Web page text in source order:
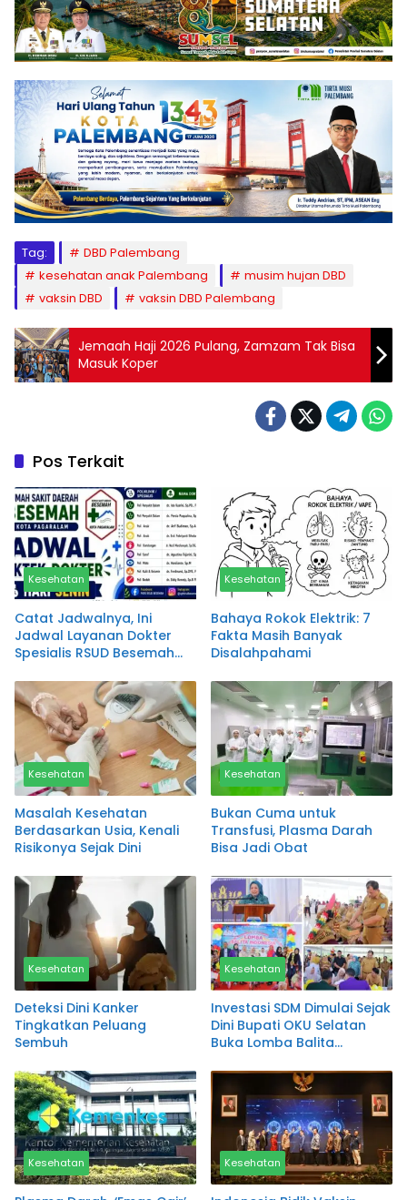
Tag:
DBD Palembang
kesehatan anak Palembang
musim hujan DBD
vaksin DBD
vaksin DBD Palembang
Jemaah Haji 2026 Pulang, Zamzam Tak Bisa
Masuk Koper
Pos Terkait
Kesehatan
Catat Jadwalnya, Ini
Jadwal Layanan Dokter
Spesialis RSUD Besemah
Kesehatan
Bahaya Rokok Elektrik: 7
Fakta Masih Banyak
Disalahpahami
Kesehatan
Masalah Kesehatan
Berdasarkan Usia, Kenali
Risikonya Sejak Dini
Kesehatan
Bukan Cuma untuk
Transfusi, Plasma Darah
Bisa Jadi Obat
Kesehatan
Deteksi Dini Kanker
Tingkatkan Peluang
Sembuh
Kesehatan
Investasi SDM Dimulai Sejak
Dini Bupati OKU Selatan
Buka Lomba Balita
Kesehatan Kesehatan